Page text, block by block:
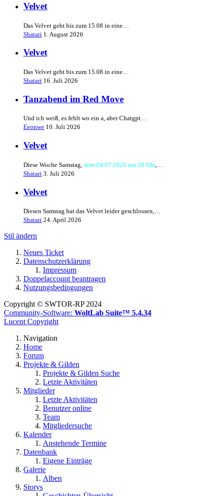
Velvet
Das Velvet geht bis zum 15.08 in eine…
Shatari 1. August 2026
Velvet
Das Velvet geht bis zum 15.08 in eine…
Shatari 16. Juli 2026
Tanzabend im Red Move
Und ich weiß, es fehlt wo ein a, aber Chatgpt…
Eeonwe 10. Juli 2026
Velvet
Diese Woche Samstag, dem 04.07.2026 um 20 Uhr,…
Shatari 3. Juli 2026
Velvet
Diesen Samstag hat das Velvet leider geschlossen,…
Shatari 24. April 2026
Stil ändern
Neues Ticket
Datenschutzerklärung
Impressum
Doppelaccount beantragen
Nutzungsbedingungen
Copyright © SWTOR-RP 2024
Community-Software: WoltLab Suite™ 5.4.34
Lucent Copyright
Navigation
Home
Forum
Projekte & Gilden
Projekte & Gilden Suche
Letzte Aktivitäten
Mitglieder
Letzte Aktivitäten
Benutzer online
Team
Mitgliedersuche
Kalender
Anstehende Termine
Datenbank
Eigene Einträge
Galerie
Alben
Storys